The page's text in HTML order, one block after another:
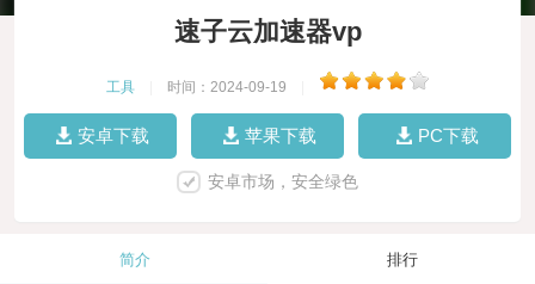
速子云加速器vp
工具 时间：2024-09-19
安卓下载 苹果下载 PC下载
安卓市场，安全绿色
简介 排行